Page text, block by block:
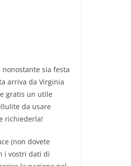
sia festa
arriva da Virginia
gratis un utile
da usare
richiederla!
(non dovete
i vostri dati di